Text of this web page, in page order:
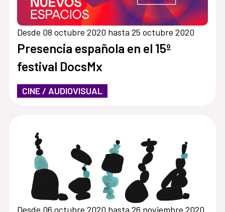
Desde 08 octubre 2020 hasta 25 octubre 2020
Presencia española en el 15º
festival DocsMx
CINE / AUDIOVISUAL
Desde 06 octubre 2020 hasta 26 noviembre 2020